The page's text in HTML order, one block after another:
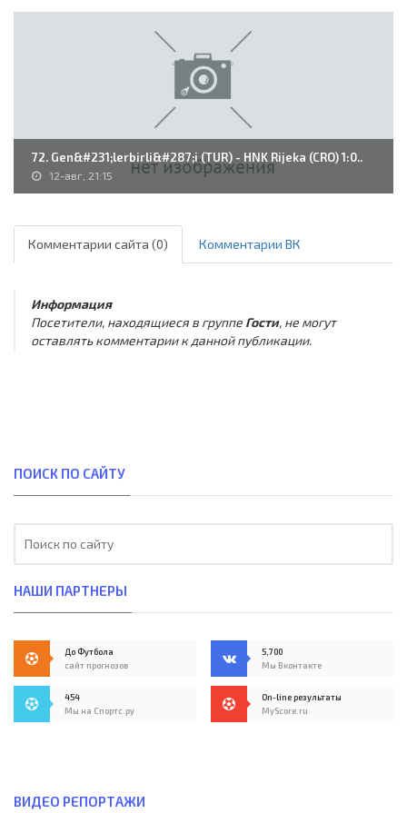
72. Gen&#231;lerbirli&#287;i (TUR) - HNK Rijeka (CRO) 1:0..
12-авг, 21:15
Комментарии сайта (0) Комментарии ВК
Информация
Посетители, находящиеся в группе Гости, не могут
оставлять комментарии к данной публикации.
ПОИСК ПО САЙТУ
НАШИ ПАРТНЕРЫ
До Футбола
сайт прогнозов
5,700
Мы Вконтакте
454
Мы на Спортс.ру
On-line результаты
MyScore.ru
ВИДЕО РЕПОРТАЖИ